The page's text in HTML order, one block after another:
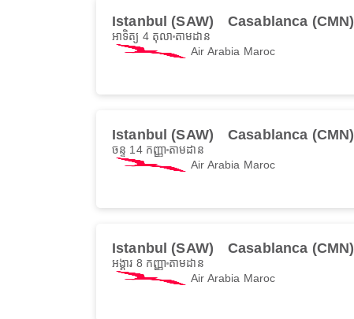
Istanbul (SAW) Casablanca (CMN)
អាទិត្យ 4 តុលា តាមដាន
Air Arabia Maroc
Istanbul (SAW) Casablanca (CMN)
ចន្ទ 14 កញ្ញា តាមដាន
Air Arabia Maroc
Istanbul (SAW) Casablanca (CMN)
អង្គារ 8 កញ្ញា តាមដាន
Air Arabia Maroc